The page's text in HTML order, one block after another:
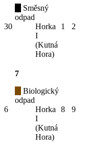
30
Směsný
odpad
Horka
I
(Kutná
Hora)
1 2
6
7
Biologický
odpad
Horka
I
(Kutná
Hora)
8 9